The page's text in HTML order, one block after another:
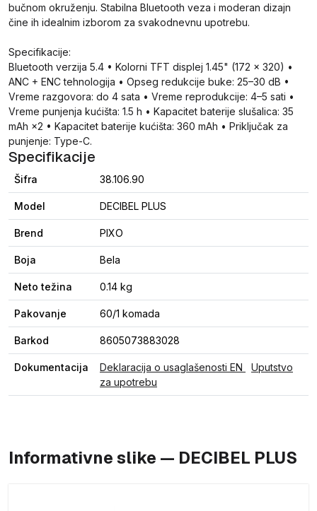
bučnom okruženju. Stabilna Bluetooth veza i moderan dizajn
čine ih idealnim izborom za svakodnevnu upotrebu.
Specifikacije:
Bluetooth verzija 5.4 • Kolorni TFT displej 1.45" (172 × 320) •
ANC + ENC tehnologija • Opseg redukcije buke: 25–30 dB •
Vreme razgovora: do 4 sata • Vreme reprodukcije: 4–5 sati •
Vreme punjenja kućišta: 1.5 h • Kapacitet baterije slušalica: 35
mAh ×2 • Kapacitet baterije kućišta: 360 mAh • Priključak za
punjenje: Type-C.
Specifikacije
Šifra 38.106.90
Model DECIBEL PLUS
Brend PIXO
Boja Bela
Neto težina 0.14 kg
Pakovanje 60/1 komada
Barkod 8605073883028
Dokumentacija Deklaracija o usaglašenosti EN
Uputstvo
za upotrebu
Informativne slike — DECIBEL PLUS